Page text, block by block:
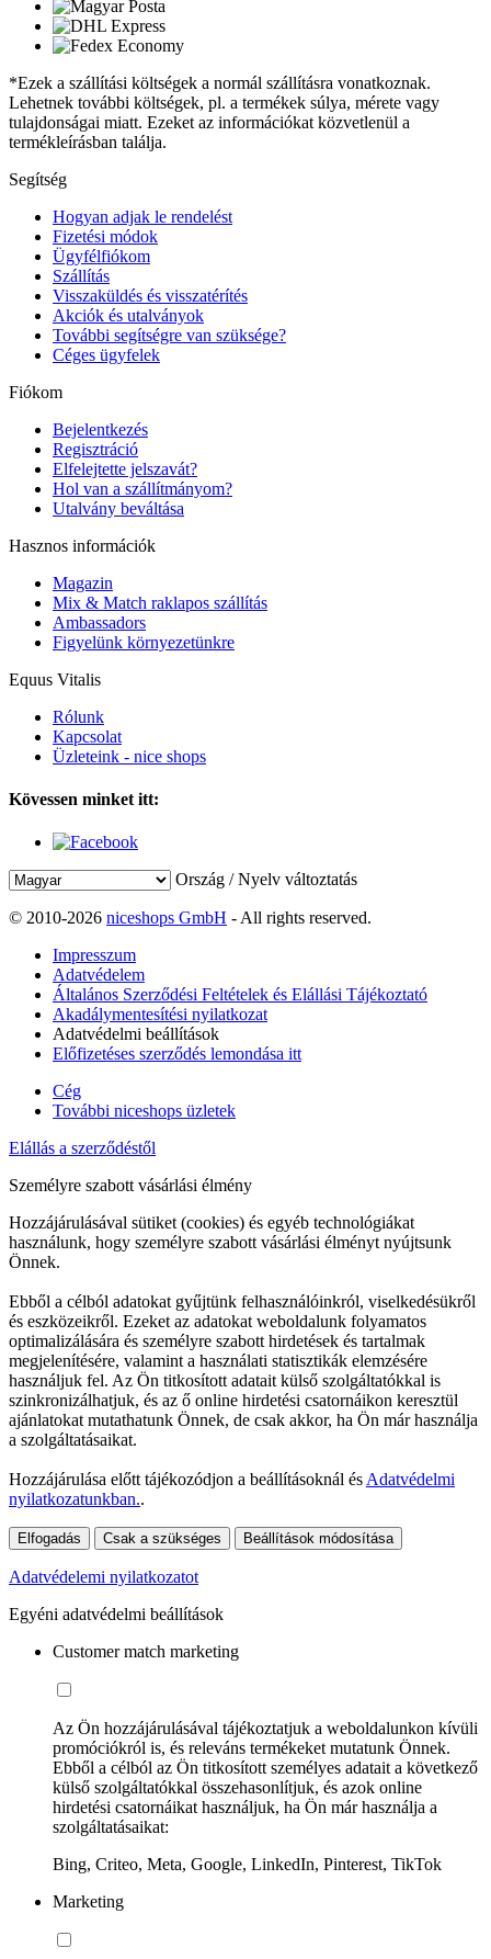
*Ezek a szállítási költségek a normál szállításra vonatkoznak.
Lehetnek további költségek, pl. a termékek súlya, mérete vagy
tulajdonságai miatt. Ezeket az információkat közvetlenül a
termékleírásban találja.
Segítség
Hogyan adjak le rendelést
Fizetési módok
Ügyfélfiókom
Szállítás
Visszaküldés és visszatérítés
Akciók és utalványok
További segítségre van szüksége?
Céges ügyfelek
Fiókom
Bejelentkezés
Regisztráció
Elfelejtette jelszavát?
Hol van a szállítmányom?
Utalvány beváltása
Hasznos információk
Magazin
Mix & Match raklapos szállítás
Ambassadors
Figyelünk környezetünkre
Equus Vitalis
Rólunk
Kapcsolat
Üzleteink - nice shops
Kövessen minket itt:
Ország / Nyelv változtatás
© 2010-2026 niceshops GmbH - All rights reserved.
Impresszum
Adatvédelem
Általános Szerződési Feltételek és Elállási Tájékoztató
Akadálymentesítési nyilatkozat
Adatvédelmi beállítások
Előfizetéses szerződés lemondása itt
Cég
További niceshops üzletek
Elállás a szerződéstől
Személyre szabott vásárlási élmény
Hozzájárulásával sütiket (cookies) és egyéb technológiákat
használunk, hogy személyre szabott vásárlási élményt nyújtsunk
Önnek.
Ebből a célból adatokat gyűjtünk felhasználóinkról, viselkedésükről
és eszközeikről. Ezeket az adatokat weboldalunk folyamatos
optimalizálására és személyre szabott hirdetések és tartalmak
megjelenítésére, valamint a használati statisztikák elemzésére
használjuk fel. Az Ön titkosított adatait külső szolgáltatókkal is
szinkronizálhatjuk, és az ő online hirdetési csatornáikon keresztül
ajánlatokat mutathatunk Önnek, de csak akkor, ha Ön már használja
a szolgáltatásaikat.
Hozzájárulása előtt tájékozódjon a beállításoknál ésAdatvédelmi
nyilatkozatunkban..
Elfogadás Csak a szükséges Beállítások módosítása
Adatvédelemi nyilatkozatot
Egyéni adatvédelmi beállítások
Customer match marketing
Az Ön hozzájárulásával tájékoztatjuk a weboldalunkon kívüli
promóciókról is, és releváns termékeket mutatunk Önnek.
Ebből a célból az Ön titkosított személyes adatait a következő
külső szolgáltatókkal összehasonlítjuk, és azok online
hirdetési csatornáikat használjuk, ha Ön már használja a
szolgáltatásaikat:
Bing, Criteo, Meta, Google, LinkedIn, Pinterest, TikTok
Marketing